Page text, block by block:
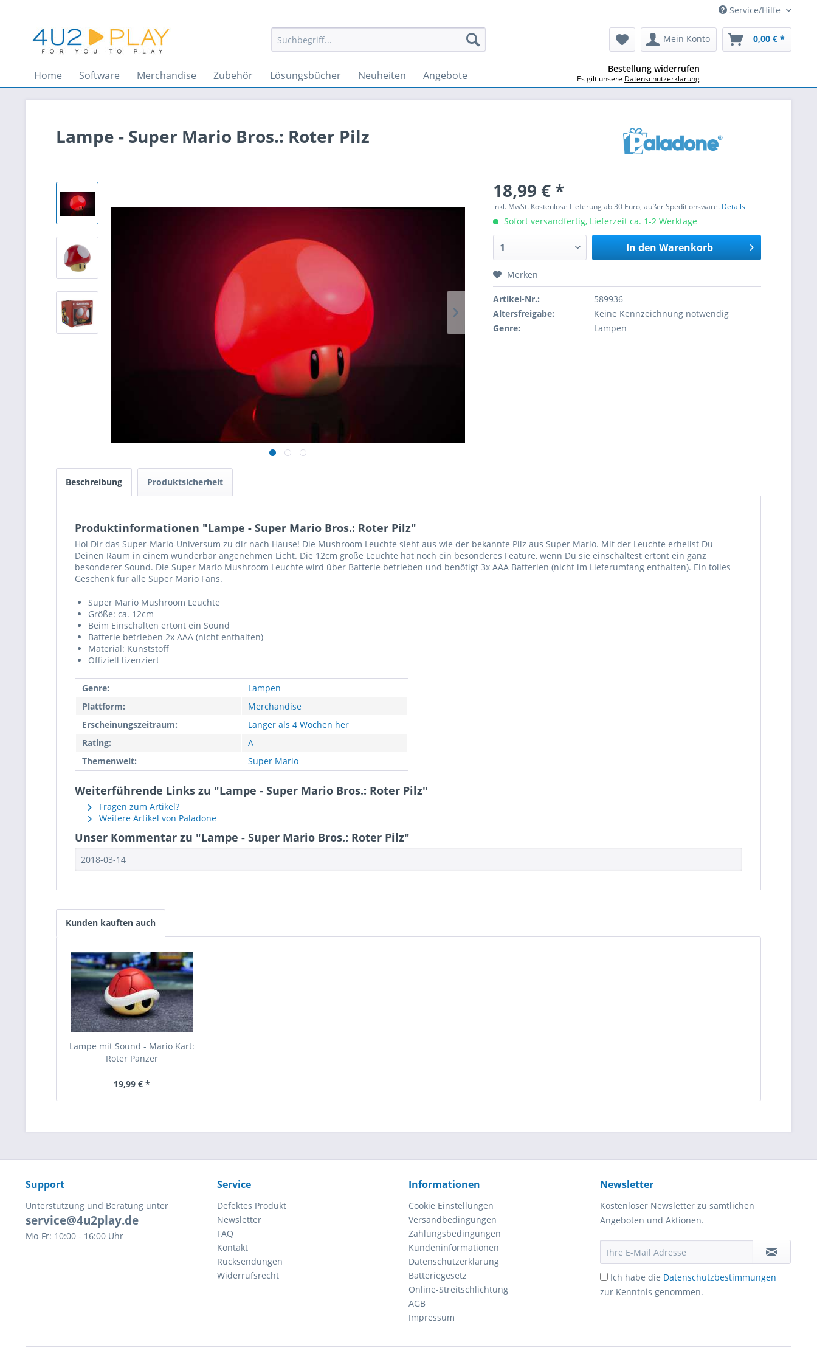
Service/Hilfe
Mein Konto 0,00 € *
Home Software Merchandise Zubehör Lösungsbücher Neuheiten Angebote
Lampe - Super Mario Bros.: Roter Pilz
18,99 € *
inkl. MwSt. Kostenlose Lieferung ab 30 Euro, außer Speditionsware. Details
Sofort versandfertig, Lieferzeit ca. 1-2 Werktage
In den Warenkorb
Merken
Artikel-Nr.:
589936
Altersfreigabe:
Keine Kennzeichnung notwendig
Genre:
Lampen
Beschreibung Produktsicherheit
Produktinformationen "Lampe - Super Mario Bros.: Roter Pilz"
Hol Dir das Super-Mario-Universum zu dir nach Hause! Die Mushroom Leuchte sieht aus wie der bekannte Pilz aus Super Mario. Mit der Leuchte erhellst Du
Deinen Raum in einem wunderbar angenehmen Licht. Die 12cm große Leuchte hat noch ein besonderes Feature, wenn Du sie einschaltest ertönt ein ganz
besonderer Sound. Die Super Mario Mushroom Leuchte wird über Batterie betrieben und benötigt 3x AAA Batterien (nicht im Lieferumfang enthalten). Ein tolles
Geschenk für alle Super Mario Fans.
Super Mario Mushroom Leuchte
Größe: ca. 12cm
Beim Einschalten ertönt ein Sound
Batterie betrieben 2x AAA (nicht enthalten)
Material: Kunststoff
Offiziell lizenziert
Genre:
Lampen
Plattform:
Merchandise
Erscheinungszeitraum:
Länger als 4 Wochen her
Rating:
A
Themenwelt:
Super Mario
Weiterführende Links zu "Lampe - Super Mario Bros.: Roter Pilz"
Fragen zum Artikel?
Weitere Artikel von Paladone
Unser Kommentar zu "Lampe - Super Mario Bros.: Roter Pilz"
2018-03-14
Kunden kauften auch
Lampe mit Sound - Mario Kart:
Roter Panzer
19,99 € *
Support
Unterstützung und Beratung unter
service@4u2play.de
Mo-Fr: 10:00 - 16:00 Uhr
Service
Defektes Produkt
Newsletter
FAQ
Kontakt
Rücksendungen
Widerrufsrecht
Informationen
Cookie Einstellungen
Versandbedingungen
Zahlungsbedingungen
Kundeninformationen
Datenschutzerklärung
Batteriegesetz
Online-Streitschlichtung
AGB
Impressum
Newsletter
Kostenloser Newsletter zu sämtlichen
Angeboten und Aktionen.
Ich habe die Datenschutzbestimmungen
zur Kenntnis genommen.
Bestellung widerrufen
Es gilt unsere Datenschutzerklärung